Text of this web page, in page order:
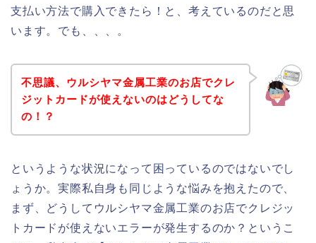
支払い方法で購入できたら！と、考えているのだと思
います。でも、、、。
不思議、ウルシヤマ金属工業のお店でクレ
ジットカードが使えないのはどうしてな
の！？
というような状況になって困っているのではないでし
ょうか。実際私自身も同じような悩みを抱えたので、
まず、どうしてウルシヤマ金属工業のお店でクレジッ
トカードが使えないエラーが発生するのか？というこ